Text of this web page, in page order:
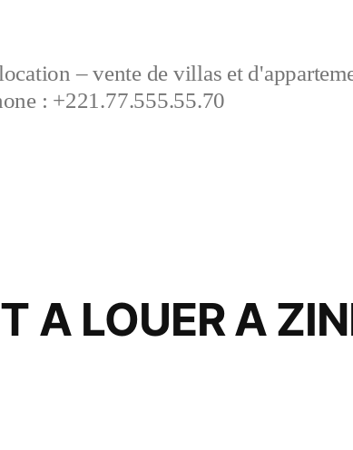
– vente de villas et
: +221.77.555.55.70
A LOUER A